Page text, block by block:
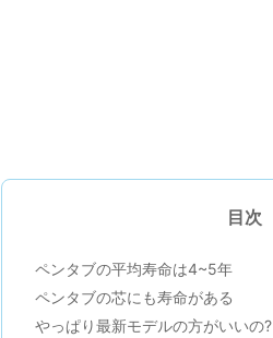
目次
ペンタブの平均寿命は4~5年
ペンタブの芯にも寿命がある
やっぱり最新モデルの方がいいの?